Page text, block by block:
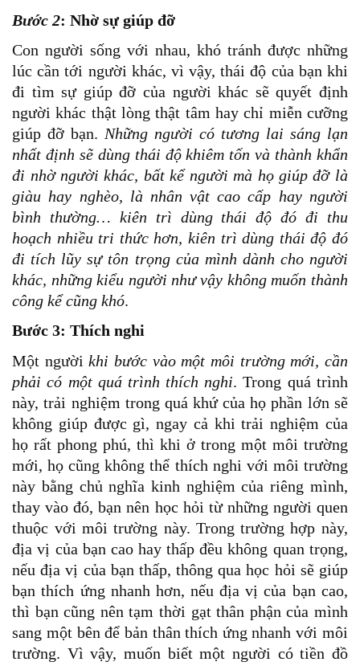
Bước 2: Nhờ sự giúp đỡ
Con người sống với nhau, khó tránh được những
lúc cần tới người khác, vì vậy, thái độ của bạn khi
đi tìm sự giúp đỡ của người khác sẽ quyết định
người khác thật lòng thật tâm hay chỉ miễn cưỡng
giúp đỡ bạn. Những người có tương lai sáng lạn
nhất định sẽ dùng thái độ khiêm tốn và thành khẩn
đi nhờ người khác, bất kể người mà họ giúp đỡ là
giàu hay nghèo, là nhân vật cao cấp hay người
bình thường… kiên trì dùng thái độ đó đi thu
hoạch nhiều tri thức hơn, kiên trì dùng thái độ đó
đi tích lũy sự tôn trọng của mình dành cho người
khác, những kiểu người như vậy không muốn thành
công kể cũng khó.
Bước 3: Thích nghi
Một ngườikhi bước vào một môi trường mới, cần
phải có một quá trình thích nghi. Trong quá trình
này, trải nghiệm trong quá khứ của họ phần lớn sẽ
không giúp được gì, ngay cả khi trải nghiệm của
họ rất phong phú, thì khi ở trong một môi trường
mới, họ cũng không thể thích nghi với môi trường
này bằng chủ nghĩa kinh nghiệm của riêng mình,
thay vào đó, bạn nên học hỏi từ những người quen
thuộc với môi trường này. Trong trường hợp này,
địa vị của bạn cao hay thấp đều không quan trọng,
nếu địa vị của bạn thấp, thông qua học hỏi sẽ giúp
bạn thích ứng nhanh hơn, nếu địa vị của bạn cao,
thì bạn cũng nên tạm thời gạt thân phận của mình
sang một bên để bản thân thích ứng nhanh với môi
trường. Vì vậy, muốn biết một người có tiền đồ